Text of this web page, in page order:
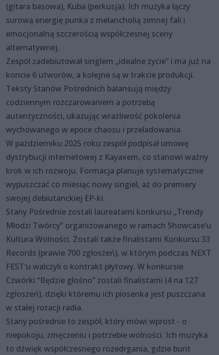
(gitara basowa), Kuba (perkusja). Ich muzyka łączy
surową energię punka z melancholią zimnej fali i
emocjonalną szczerością współczesnej sceny
alternatywnej.
Zespół zadebiutował singlem „idealne życie” i ma już na
koncie 6 utworów, a kolejne są w trakcie produkcji.
Teksty Stanów Pośrednich balansują między
codziennym rozczarowaniem a potrzebą
autentyczności, ukazując wrażliwość pokolenia
wychowanego w epoce chaosu i przeładowania.
W październiku 2025 roku zespół podpisał umowę
dystrybucji internetowej z Kayaxem, co stanowi ważny
krok w ich rozwoju. Formacja planuje systematycznie
wypuszczać co miesiąc nowy singiel, aż do premiery
swojej debiutanckiej EP-ki.
Stany Pośrednie zostali laureatami konkursu „Trendy
Młodzi Twórcy” organizowanego w ramach Showcase’u
Kultura Wolności. Zostali także finalistami Konkursu 33
Records (prawie 700 zgłoszeń), w którym podczas NEXT
FEST’u walczyli o kontrakt płytowy. W konkursie
Czwórki “Będzie głośno” zostali finalistami (4 na 127
zgłoszeń), dzięki któremu ich piosenka jest puszczana
w stałej rotacji radia.
Stany pośrednie to zespół, który mówi wprost - o
niepokoju, zmęczeniu i potrzebie wolności. Ich muzyka
to dźwięk współczesnego rozedrgania, gdzie bunt